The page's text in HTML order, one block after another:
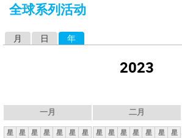
这
全球系列活动
月 日 年
2023
一月
星 星 星 星 星 星
星
二月
星 星 星 星 星 星 星